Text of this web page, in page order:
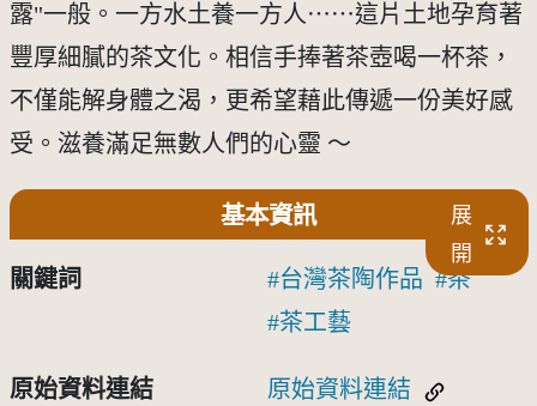
露"一般。一方水土養一方人⋯⋯這片土地孕育著
豐厚細膩的茶文化。相信手捧著茶壺喝一杯茶，
不僅能解身體之渴，更希望藉此傳遞一份美好感
受。滋養滿足無數人們的心靈 ～
基本資訊
展
開
關鍵詞 台灣茶陶作品
茶
茶工藝
原始資料連結 原始資料連結